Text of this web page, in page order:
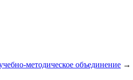
методическое объединение →